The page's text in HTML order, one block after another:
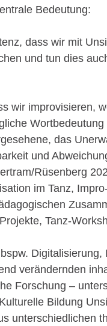
Bedeutung:
dass wir mit
und tun dies
wir improvisieren,
das
und
Rüsenberg
im Tanz,
Tanz-
verändernden
Forschung –
Bildung
unterschiedlichen